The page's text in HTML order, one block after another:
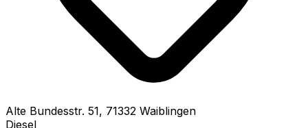
Alte Bundesstr. 51, 71332 Waiblingen
Diesel